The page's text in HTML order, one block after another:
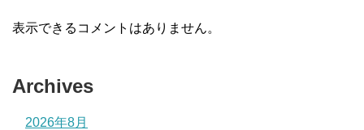
表示できるコメントはありません。
Archives
2026年8月